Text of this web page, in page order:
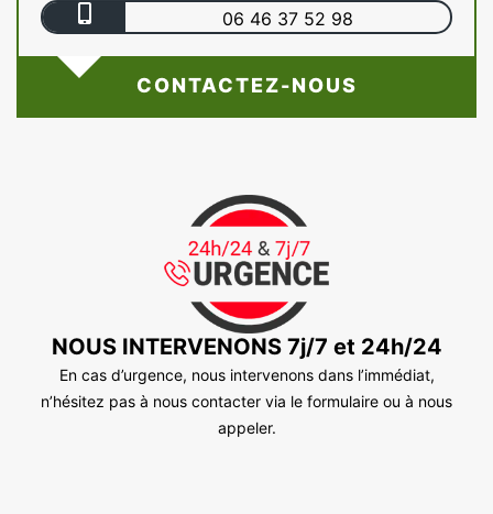
06 46 37 52 98
CONTACTEZ-NOUS
NOUS INTERVENONS 7j/7 et 24h/24
En cas d’urgence, nous intervenons dans l’immédiat,
n’hésitez pas à nous contacter via le formulaire ou à nous
appeler.